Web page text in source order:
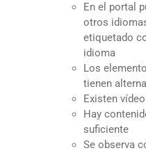
En el portal
otros
etiquetado
idioma
Los
tienen
Existen
Hay
suficiente
Se observa